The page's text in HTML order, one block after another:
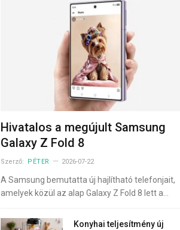
Hivatalos a megújult Samsung
Galaxy Z Fold 8
Szerző: PÉTER 2026-07-22
A Samsung bemutatta új hajlítható telefonjait,
amelyek közül az alap Galaxy Z Fold 8 lett a…
Konyhai teljesítmény új